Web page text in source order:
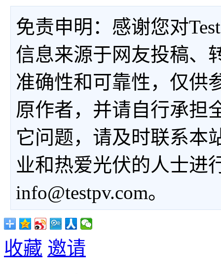
免责申明：感谢您对
信息来源于网友投稿、
准确性和可靠性，仅供
原作者，并请自行承担
它问题，请及时联系本
业和热爱光伏的人士进
info@testpv.com。
收藏 邀请